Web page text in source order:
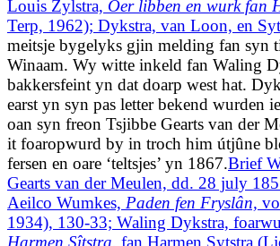
Louis Zylstra, Oer libben en wurk fan
Terp, 1962); Dykstra, van Loon, en
meitsje bygelyks gjin melding fan syn
Winaam. Wy witte inkeld fan Waling
bakkersfeint yn dat doarp west hat.
earst yn syn pas letter bekend wurden
oan syn freon Tsjibbe Gearts van der
it foaropwurd by in troch him útjûne
fersen en oare ‘teltsjes’ yn 1867.Brief
Gearts van der Meulen, dd. 28 july
Aeilco Wumkes, Paden fen Fryslân,
1934), 130-33; Waling Dykstra,
Harmen Sîtstra, fan Harmen Sytstra